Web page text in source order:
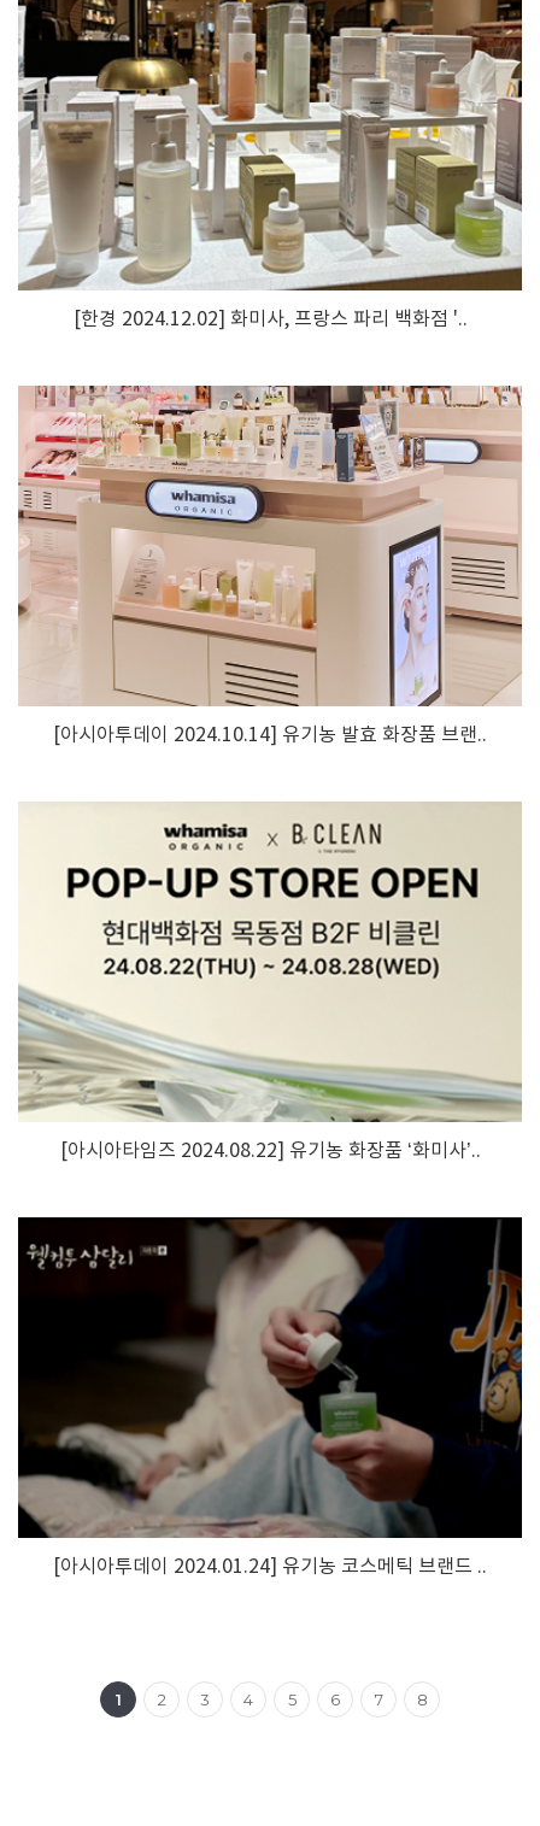
[한경 2024.12.02] 화미사, 프랑스 파리 백화점 '..
[아시아투데이 2024.10.14] 유기농 발효 화장품 브랜..
[아시아타임즈 2024.08.22] 유기농 화장품 ‘화미사’..
[아시아투데이 2024.01.24] 유기농 코스메틱 브랜드 ..
1 2 3 4 5 6 7 8